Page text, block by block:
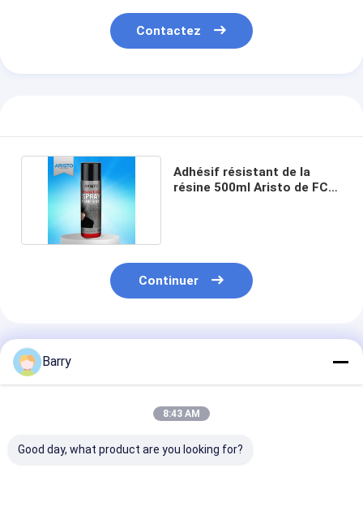
Contactez
Adhésif résistant de la
résine 500ml Aristo de FCC
Continuer
Produits Recommandés
Barry
8:43 AM
Good day, what product are you looking for?